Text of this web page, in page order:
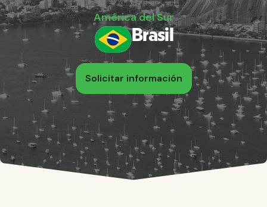
América del Sur
Brasil
Solicitar información